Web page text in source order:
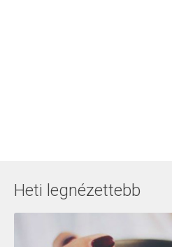
Heti legnézettebb